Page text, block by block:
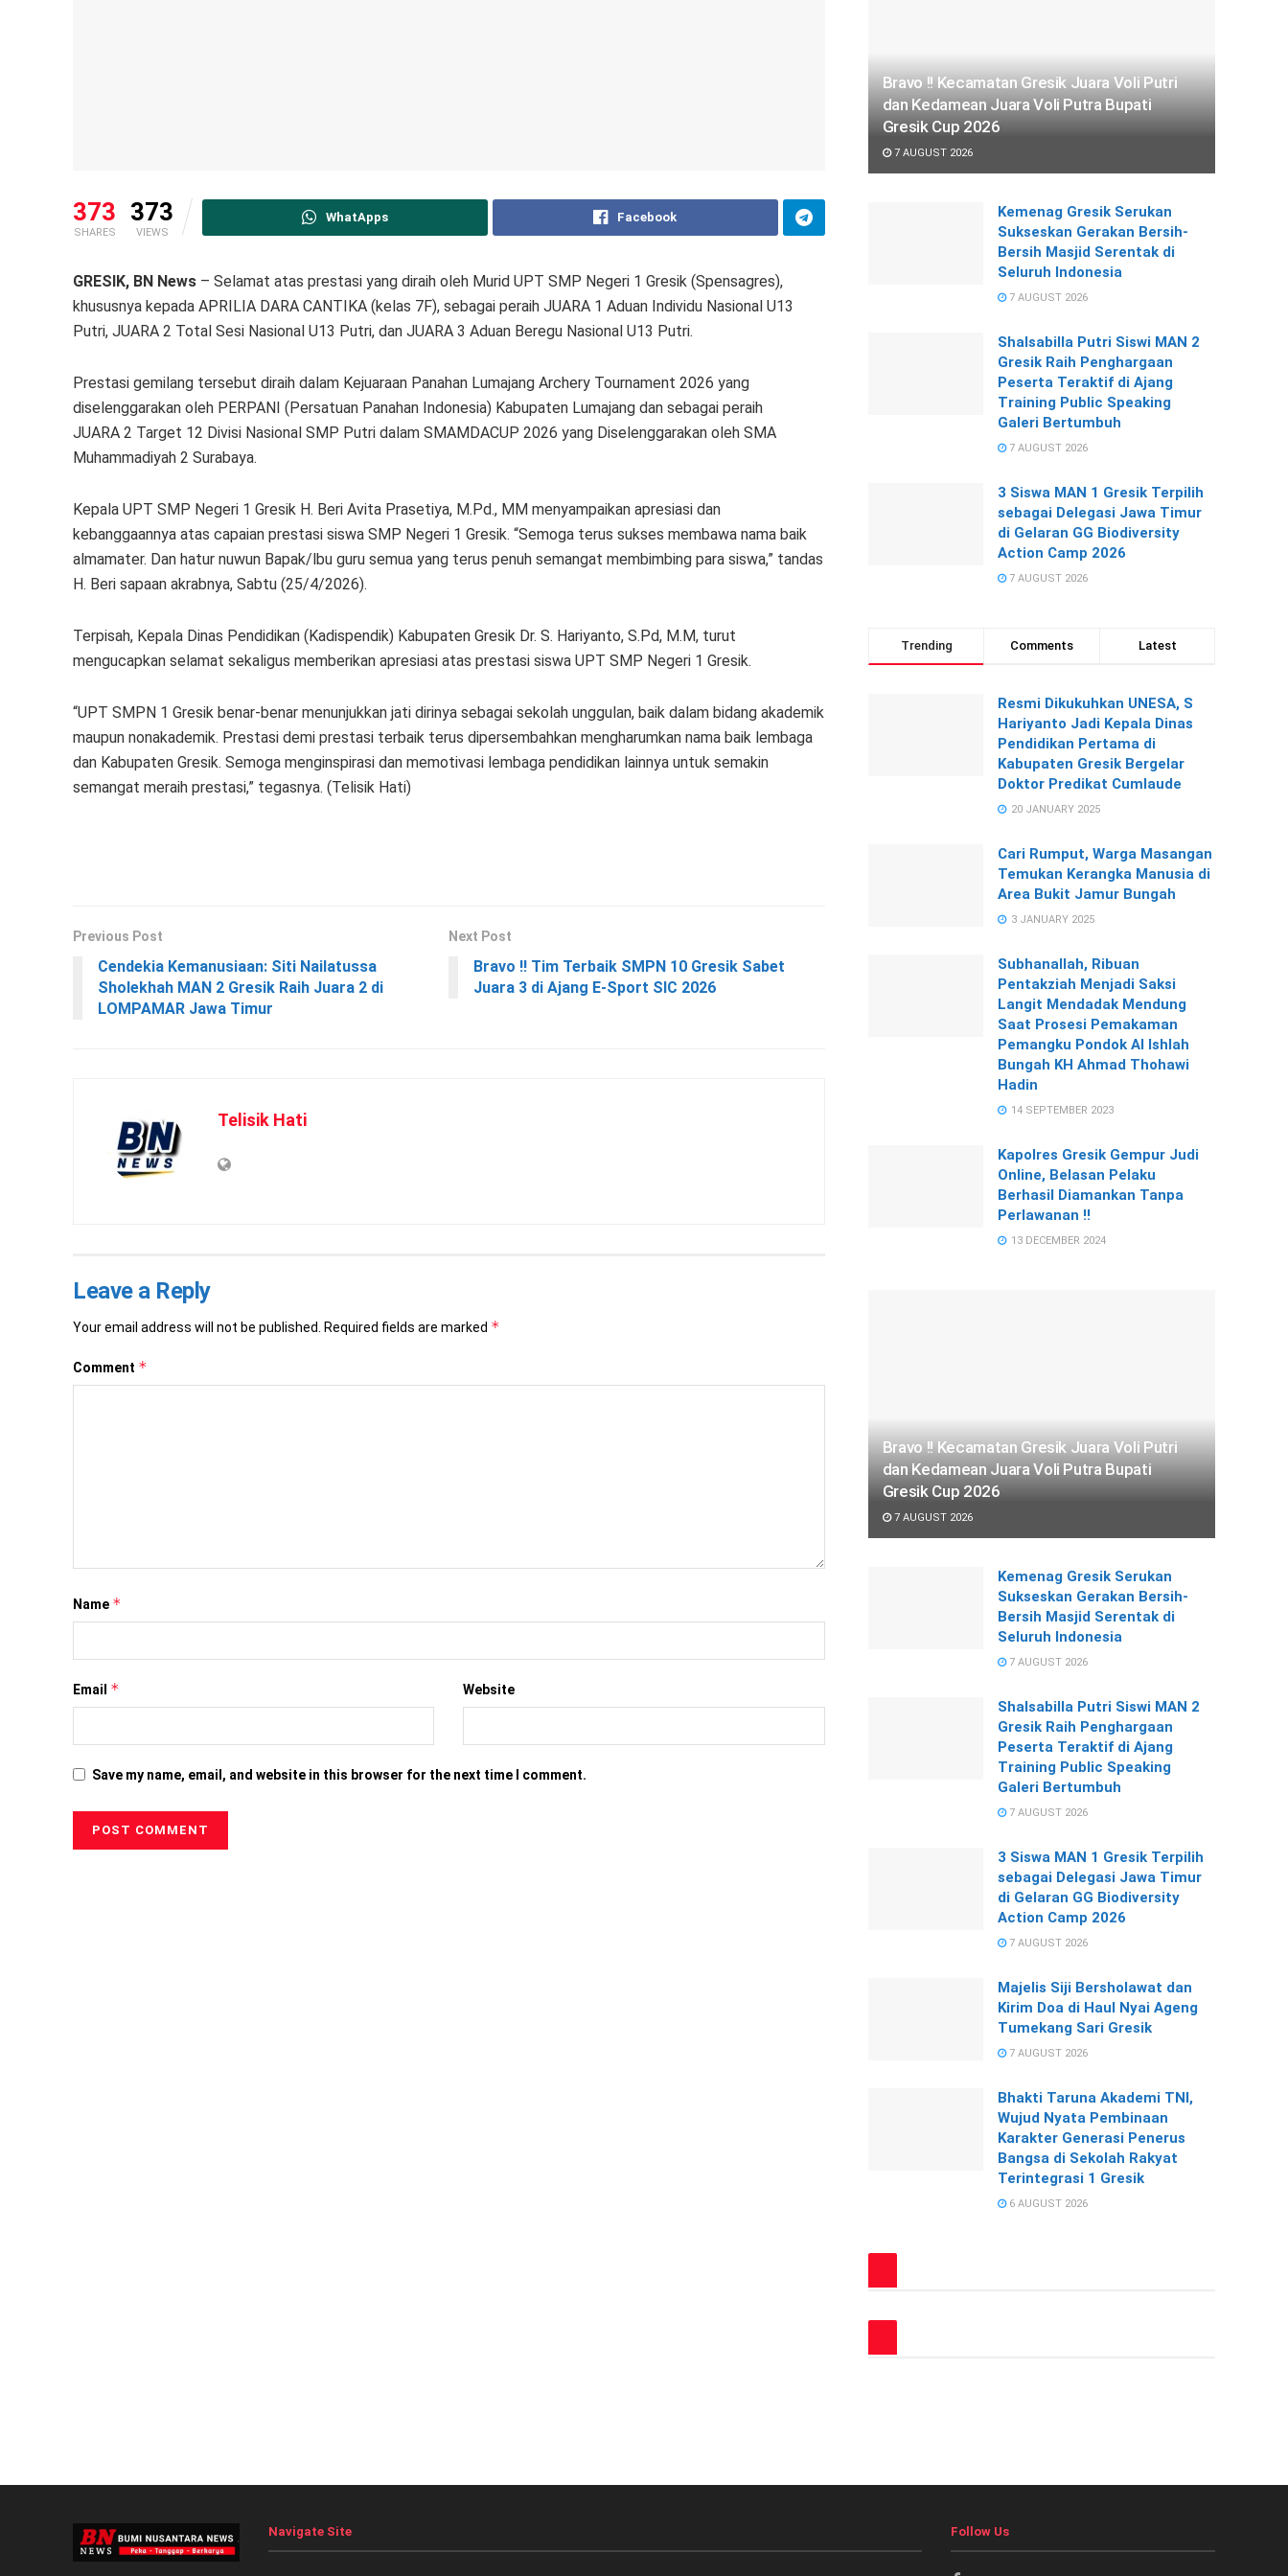
373
SHARES
373
VIEWS
WhatApps Facebook
GRESIK, BN News – Selamat atas prestasi yang diraih oleh Murid UPT SMP Negeri 1 Gresik (Spensagres),
khususnya kepada APRILIA DARA CANTIKA (kelas 7F), sebagai peraih JUARA 1 Aduan Individu Nasional U13
Putri, JUARA 2 Total Sesi Nasional U13 Putri, dan JUARA 3 Aduan Beregu Nasional U13 Putri.
Prestasi gemilang tersebut diraih dalam Kejuaraan Panahan Lumajang Archery Tournament 2026 yang
diselenggarakan oleh PERPANI (Persatuan Panahan Indonesia) Kabupaten Lumajang dan sebagai peraih
JUARA 2 Target 12 Divisi Nasional SMP Putri dalam SMAMDACUP 2026 yang Diselenggarakan oleh SMA
Muhammadiyah 2 Surabaya.
Kepala UPT SMP Negeri 1 Gresik H. Beri Avita Prasetiya, M.Pd., MM menyampaikan apresiasi dan
kebanggaannya atas capaian prestasi siswa SMP Negeri 1 Gresik. “Semoga terus sukses membawa nama baik
almamater. Dan hatur nuwun Bapak/lbu guru semua yang terus penuh semangat membimbing para siswa,” tandas
H. Beri sapaan akrabnya, Sabtu (25/4/2026).
Terpisah, Kepala Dinas Pendidikan (Kadispendik) Kabupaten Gresik Dr. S. Hariyanto, S.Pd, M.M, turut
mengucapkan selamat sekaligus memberikan apresiasi atas prestasi siswa UPT SMP Negeri 1 Gresik.
“UPT SMPN 1 Gresik benar-benar menunjukkan jati dirinya sebagai sekolah unggulan, baik dalam bidang akademik
maupun nonakademik. Prestasi demi prestasi terbaik terus dipersembahkan mengharumkan nama baik lembaga
dan Kabupaten Gresik. Semoga menginspirasi dan memotivasi lembaga pendidikan lainnya untuk semakin
semangat meraih prestasi,” tegasnya. (Telisik Hati)
Previous Post
Cendekia Kemanusiaan: Siti Nailatussa
Sholekhah MAN 2 Gresik Raih Juara 2 di
LOMPAMAR Jawa Timur
Next Post
Bravo !! Tim Terbaik SMPN 10 Gresik Sabet
Juara 3 di Ajang E-Sport SIC 2026
Telisik Hati
Leave a Reply
Your email address will not be published. Required fields are marked *
Comment *
Name *
Email * Website
Save my name, email, and website in this browser for the next time I comment.
Bravo !! Kecamatan Gresik Juara Voli Putri
dan Kedamean Juara Voli Putra Bupati
Gresik Cup 2026
7 AUGUST 2026
Kemenag Gresik Serukan
Sukseskan Gerakan Bersih-
Bersih Masjid Serentak di
Seluruh Indonesia
7 AUGUST 2026
Shalsabilla Putri Siswi MAN 2
Gresik Raih Penghargaan
Peserta Teraktif di Ajang
Training Public Speaking
Galeri Bertumbuh
7 AUGUST 2026
3 Siswa MAN 1 Gresik Terpilih
sebagai Delegasi Jawa Timur
di Gelaran GG Biodiversity
Action Camp 2026
7 AUGUST 2026
Trending Comments Latest
Resmi Dikukuhkan UNESA, S
Hariyanto Jadi Kepala Dinas
Pendidikan Pertama di
Kabupaten Gresik Bergelar
Doktor Predikat Cumlaude
20 JANUARY 2025
Cari Rumput, Warga Masangan
Temukan Kerangka Manusia di
Area Bukit Jamur Bungah
3 JANUARY 2025
Subhanallah, Ribuan
Pentakziah Menjadi Saksi
Langit Mendadak Mendung
Saat Prosesi Pemakaman
Pemangku Pondok Al Ishlah
Bungah KH Ahmad Thohawi
Hadin
14 SEPTEMBER 2023
Kapolres Gresik Gempur Judi
Online, Belasan Pelaku
Berhasil Diamankan Tanpa
Perlawanan !!
13 DECEMBER 2024
Bravo !! Kecamatan Gresik Juara Voli Putri
dan Kedamean Juara Voli Putra Bupati
Gresik Cup 2026
7 AUGUST 2026
Kemenag Gresik Serukan
Sukseskan Gerakan Bersih-
Bersih Masjid Serentak di
Seluruh Indonesia
7 AUGUST 2026
Shalsabilla Putri Siswi MAN 2
Gresik Raih Penghargaan
Peserta Teraktif di Ajang
Training Public Speaking
Galeri Bertumbuh
7 AUGUST 2026
3 Siswa MAN 1 Gresik Terpilih
sebagai Delegasi Jawa Timur
di Gelaran GG Biodiversity
Action Camp 2026
7 AUGUST 2026
Majelis Siji Bersholawat dan
Kirim Doa di Haul Nyai Ageng
Tumekang Sari Gresik
7 AUGUST 2026
Bhakti Taruna Akademi TNI,
Wujud Nyata Pembinaan
Karakter Generasi Penerus
Bangsa di Sekolah Rakyat
Terintegrasi 1 Gresik
6 AUGUST 2026
Navigate Site Follow Us